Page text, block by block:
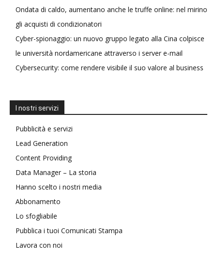
Ondata di caldo, aumentano anche le truffe online: nel mirino
gli acquisti di condizionatori
Cyber-spionaggio: un nuovo gruppo legato alla Cina colpisce
le università nordamericane attraverso i server e-mail
Cybersecurity: come rendere visibile il suo valore al business
I nostri servizi
Pubblicità e servizi
Lead Generation
Content Providing
Data Manager – La storia
Hanno scelto i nostri media
Abbonamento
Lo sfogliabile
Pubblica i tuoi Comunicati Stampa
Lavora con noi